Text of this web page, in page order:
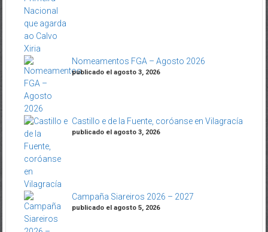
Nomeamentos FGA – Agosto 2026
publicado el agosto 3, 2026
Castillo e de la Fuente, coróanse en Vilagracía
publicado el agosto 3, 2026
Campaña Siareiros 2026 – 2027
publicado el agosto 5, 2026